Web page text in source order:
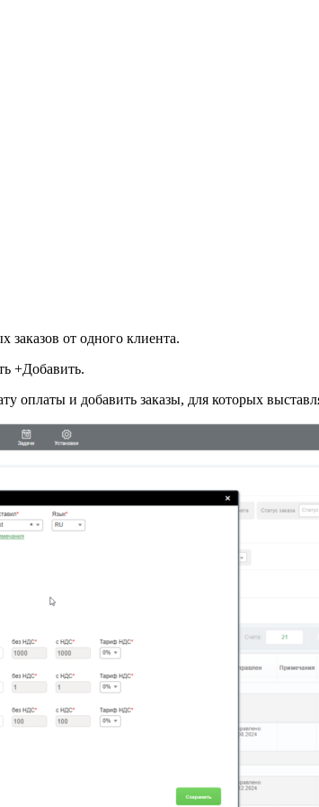
заказов от одного клиента.
+Добавить.
и добавить заказы, для которых